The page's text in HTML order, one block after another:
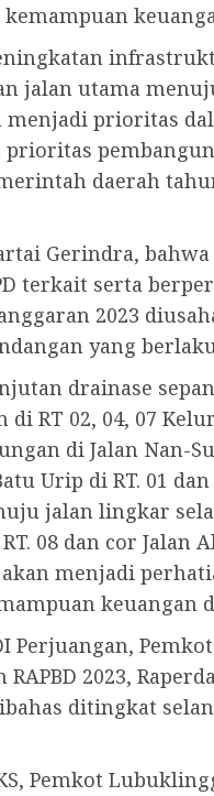
jalan utama
prioritas
daerah
Gerindra, bahwa
terkait serta
2023
yang
drainase
RT 02, 04, 07
di Jalan Nan-
Urip di RT. 01
jalan lingkar
08 dan cor Jalan
menjadi
keuangan
Perjuangan,
2023,
ditingkat
Pemkot